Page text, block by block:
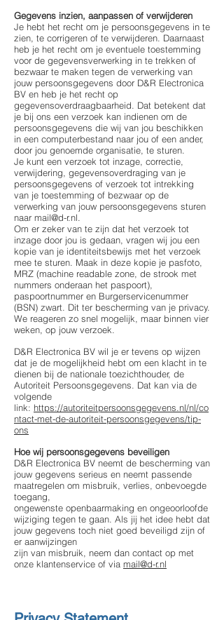
Gegevens inzien, aanpassen of verwijderen
Je hebt het recht om je persoonsgegevens in te
zien, te corrigeren of te verwijderen. Daarnaast
heb je het recht om je eventuele toestemming
voor de gegevensverwerking in te trekken of
bezwaar te maken tegen de verwerking van
jouw persoonsgegevens door D&R Electronica
BV en heb je het recht op
gegevensoverdraagbaarheid. Dat betekent dat
je bij ons een verzoek kan indienen om de
persoonsgegevens die wij van jou beschikken
in een computerbestand naar jou of een ander,
door jou genoemde organisatie, te sturen.
Je kunt een verzoek tot inzage, correctie,
verwijdering, gegevensoverdraging van je
persoonsgegevens of verzoek tot intrekking
van je toestemming of bezwaar op de
verwerking van jouw persoonsgegevens sturen
naar mail@d-r.nl
Om er zeker van te zijn dat het verzoek tot
inzage door jou is gedaan, vragen wij jou een
kopie van je identiteitsbewijs met het verzoek
mee te sturen. Maak in deze kopie je pasfoto,
MRZ (machine readable zone, de strook met
nummers onderaan het paspoort),
paspoortnummer en Burgerservicenummer
(BSN) zwart. Dit ter bescherming van je privacy.
We reageren zo snel mogelijk, maar binnen vier
weken, op jouw verzoek.
D&R Electronica BV wil je er tevens op wijzen
dat je de mogelijkheid hebt om een klacht in te
dienen bij de nationale toezichthouder, de
Autoriteit Persoonsgegevens. Dat kan via de
volgende
link: https://autoriteitpersoonsgegevens.nl/nl/co
ntact-met-de-autoriteit-persoonsgegevens/tip-
ons
Hoe wij persoonsgegevens beveiligen
D&R Electronica BV neemt de bescherming van
jouw gegevens serieus en neemt passende
maatregelen om misbruik, verlies, onbevoegde
toegang,
ongewenste openbaarmaking en ongeoorloofde
wijziging tegen te gaan. Als jij het idee hebt dat
jouw gegevens toch niet goed beveiligd zijn of
er aanwijzingen
zijn van misbruik, neem dan contact op met
onze klantenservice of via mail@d-r.nl